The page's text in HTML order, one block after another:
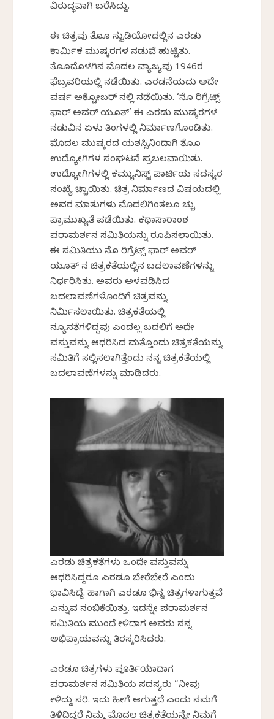
ವಿರುದ್ಧವಾಗಿ ಬರೆಸಿದ್ದು.
ಈ ಚಿತ್ರವು ತೊಹೊ ಸ್ಟುಡಿಯೋದಲ್ಲಿನ ಎರಡು
ಕಾರ್ಮಿಕ ಮುಷ್ಕರಗಳ ನಡುವೆ ಹುಟ್ಟಿತು.
ತೊಹೊದೊಳಗಿನ ಮೊದಲ ವ್ಯಾಜ್ಯವು 1946ರ
ಫೆಬ್ರವರಿಯಲ್ಲಿ ನಡೆಯಿತು. ಎರಡನೆಯದು ಅದೇ
ವರ್ಷ ಅಕ್ಟೋಬರ್ ನಲ್ಲಿ ನಡೆಯಿತು. ‘ನೊ ರಿಗ್ರೆಟ್ಸ್
ಫಾರ್ ಅವರ್ ಯೂತ್’ ಈ ಎರಡು ಮುಷ್ಕರಗಳ
ನಡುವಿನ ಏಳು ತಿಂಗಳಲ್ಲಿ ನಿರ್ಮಾಣಗೊಂಡಿತು.
ಮೊದಲ ಮುಷ್ಕರದ ಯಶಸ್ಸಿನಿಂದಾಗಿ ತೊಹೊ
ಉದ್ಯೋಗಿಗಳ ಸಂಘಟನೆ ಪ್ರಬಲವಾಯಿತು.
ಉದ್ಯೋಗಿಗಳಲ್ಲಿ ಕಮ್ಯುನಿಸ್ಟ್ ಪಾರ್ಟಿಯ ಸದಸ್ಯರ
ಸಂಖ್ಯೆ ಹೆಚ್ಚಾಯಿತು. ಚಿತ್ರ ನಿರ್ಮಾಣದ ವಿಷಯದಲ್ಲಿ
ಅವರ ಮಾತುಗಳು ಮೊದಲಿಗಿಂತಲೂ ಹೆಚ್ಚು
ಪ್ರಾಮುಖ್ಯತೆ ಪಡೆಯಿತು. ಕಥಾಸಾರಾಂಶ
ಪರಾಮರ್ಶನ ಸಮಿತಿಯನ್ನು ರೂಪಿಸಲಾಯಿತು.
ಈ ಸಮಿತಿಯು ನೊ ರಿಗ್ರೆಟ್ಸ್ ಫಾರ್ ಅವರ್
ಯೂತ್ ನ ಚಿತ್ರಕತೆಯಲ್ಲಿನ ಬದಲಾವಣೆಗಳನ್ನು
ನಿರ್ಧರಿಸಿತು. ಅವರು ಅಳವಡಿಸಿದ
ಬದಲಾವಣೆಗಳೊಂದಿಗೆ ಚಿತ್ರವನ್ನು
ನಿರ್ಮಿಸಲಾಯಿತು. ಚಿತ್ರಕತೆಯಲ್ಲಿ
ನ್ಯೂನತೆಗಳಿದ್ದವು ಎಂದಲ್ಲ ಬದಲಿಗೆ ಅದೇ
ವಸ್ತುವನ್ನು ಆಧರಿಸಿದ ಮತ್ತೊಂದು ಚಿತ್ರಕತೆಯನ್ನು
ಸಮಿತಿಗೆ ಸಲ್ಲಿಸಲಾಗಿತ್ತೆಂದು ನನ್ನ ಚಿತ್ರಕತೆಯಲ್ಲಿ
ಬದಲಾವಣೆಗಳನ್ನು ಮಾಡಿದರು.
ಎರಡು ಚಿತ್ರಕತೆಗಳು ಒಂದೇ ವಸ್ತುವನ್ನು
ಆಧರಿಸಿದ್ದರೂ ಎರಡೂ ಬೇರೆಬೇರೆ ಎಂದು
ಭಾವಿಸಿದ್ದೆ. ಹಾಗಾಗಿ ಎರಡೂ ಭಿನ್ನ ಚಿತ್ರಗಳಾಗುತ್ತವೆ
ಎನ್ನುವ ನಂಬಿಕೆಯಿತ್ತು. ಇದನ್ನೇ ಪರಾಮರ್ಶನ
ಸಮಿತಿಯ ಮುಂದೆ ಹೇಳಿದಾಗ ಅವರು ನನ್ನ
ಅಭಿಪ್ರಾಯವನ್ನು ತಿರಸ್ಕರಿಸಿದರು.
ಎರಡೂ ಚಿತ್ರಗಳು ಪೂರ್ತಿಯಾದಾಗ
ಪರಾಮರ್ಶನ ಸಮಿತಿಯ ಸದಸ್ಯರು “ನೀವು
ಹೇಳಿದ್ದು ಸರಿ. ಇದು ಹೀಗೆ ಆಗುತ್ತದೆ ಎಂದು ನಮಗೆ
ತಿಳಿದಿದ್ದರೆ ನಿಮ್ಮ ಮೊದಲ ಚಿತ್ರಕತೆಯನ್ನೇ ನಿಮಗೆ